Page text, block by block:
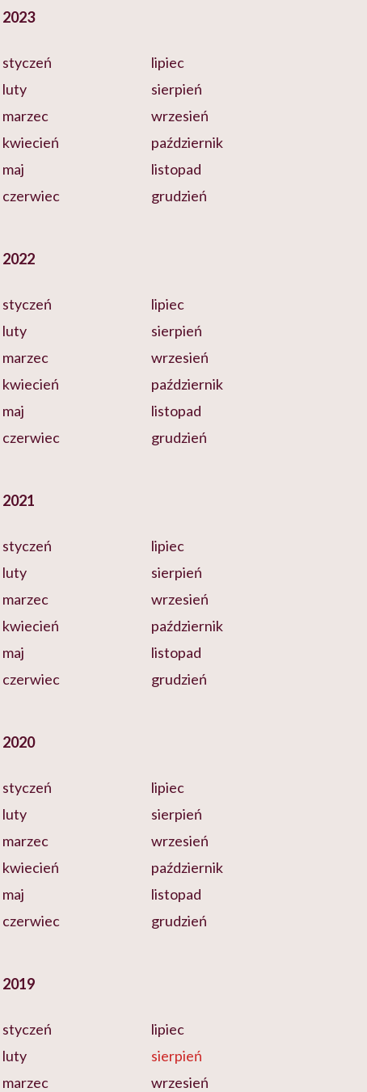
2023
styczeń
luty
marzec
kwiecień
maj
czerwiec
lipiec
sierpień
wrzesień
październik
listopad
grudzień
2022
styczeń
luty
marzec
kwiecień
maj
czerwiec
lipiec
sierpień
wrzesień
październik
listopad
grudzień
2021
styczeń
luty
marzec
kwiecień
maj
czerwiec
lipiec
sierpień
wrzesień
październik
listopad
grudzień
2020
styczeń
luty
marzec
kwiecień
maj
czerwiec
lipiec
sierpień
wrzesień
październik
listopad
grudzień
2019
styczeń
luty
marzec
lipiec
sierpień
wrzesień